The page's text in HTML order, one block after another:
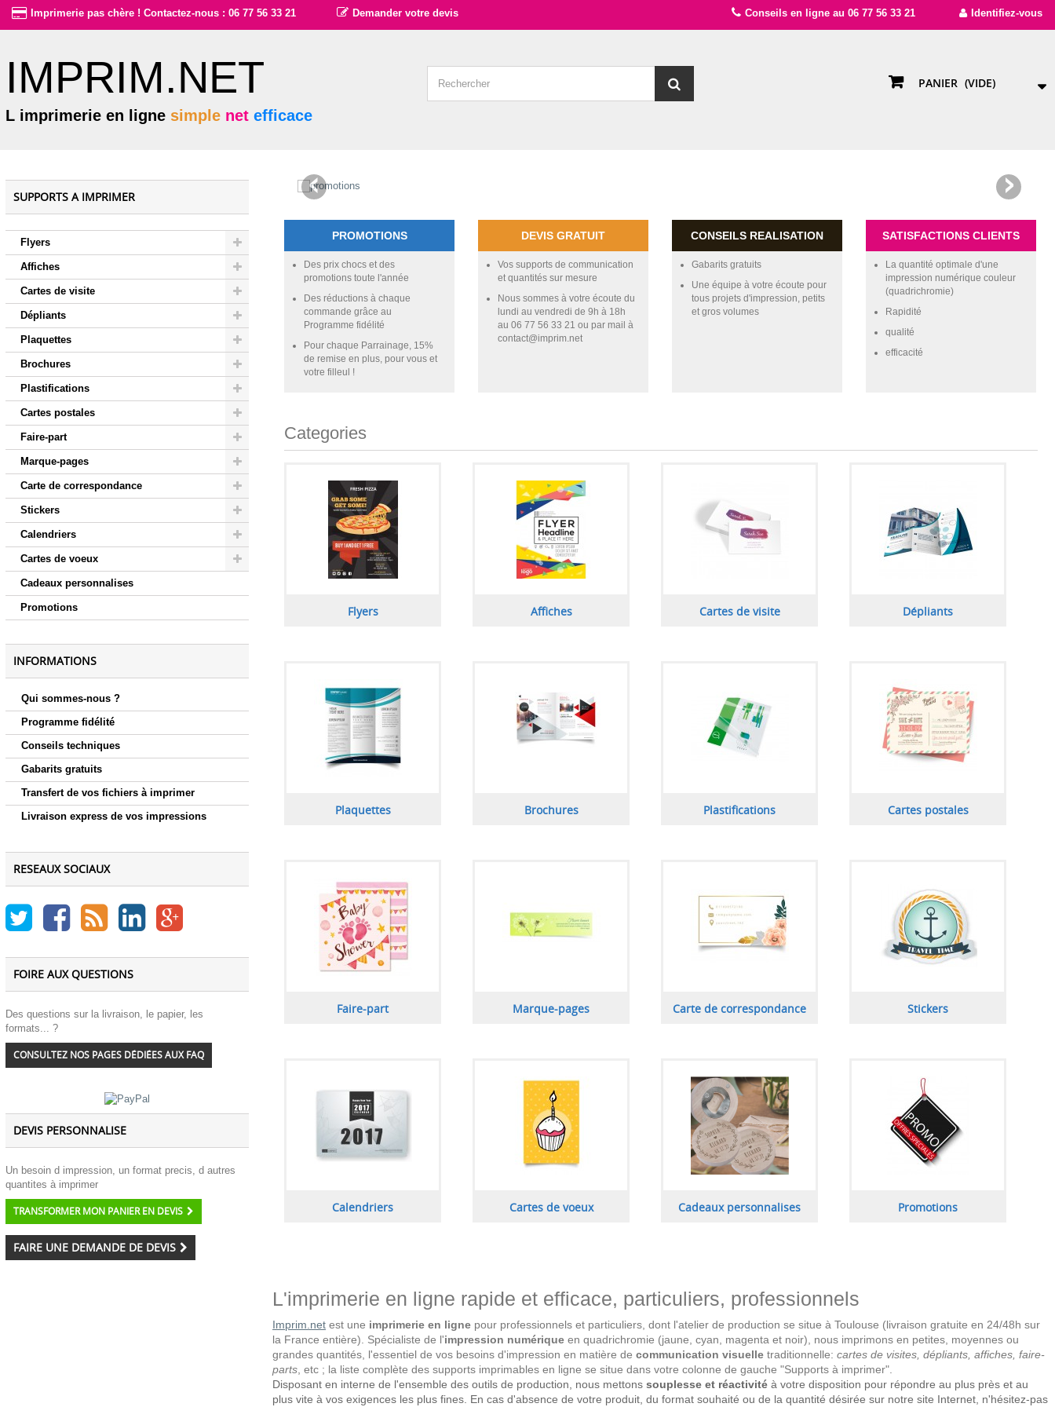
Conseils en ligne au 06 77 56 33 21 Identifiez-vous
Imprimerie pas chère ! Contactez-nous : 06 77 56 33 21 Demander votre devis
IMPRIM.NET
L imprimerie en ligne simple net efficace
PANIER (VIDE)
SUPPORTS A IMPRIMER
Flyers
Affiches
Cartes de visite
Dépliants
Plaquettes
Brochures
Plastifications
Cartes postales
Faire-part
Marque-pages
Carte de correspondance
Stickers
Calendriers
Cartes de voeux
Cadeaux personnalises
Promotions
INFORMATIONS
Qui sommes-nous ?
Programme fidélité
Conseils techniques
Gabarits gratuits
Transfert de vos fichiers à imprimer
Livraison express de vos impressions
RESEAUX SOCIAUX
FOIRE AUX QUESTIONS
Des questions sur la livraison, le papier, les
formats... ?
CONSULTEZ NOS PAGES DÉDIÉES AUX FAQ
DEVIS PERSONNALISE
Un besoin d impression, un format precis, d autres
quantites à imprimer
TRANSFORMER MON PANIER EN DEVIS
FAIRE UNE DEMANDE DE DEVIS
PROMOTIONS
Des prix chocs et des
promotions toute l'année
Des réductions à chaque
commande grâce au
Programme fidélité
Pour chaque Parrainage, 15%
de remise en plus, pour vous et
votre filleul !
DEVIS GRATUIT
Vos supports de communication
et quantités sur mesure
Nous sommes à votre écoute du
lundi au vendredi de 9h à 18h
au 06 77 56 33 21 ou par mail à
contact@imprim.net
CONSEILS REALISATION
Gabarits gratuits
Une équipe à votre écoute pour
tous projets d'impression, petits
et gros volumes
SATISFACTIONS CLIENTS
La quantité optimale d'une
impression numérique couleur
(quadrichromie)
Rapidité
qualité
efficacité
Categories
Flyers Affiches Cartes de visite Dépliants
Plaquettes Brochures Plastifications Cartes postales
Faire-part Marque-pages Carte de correspondance Stickers
Calendriers Cartes de voeux Cadeaux personnalises Promotions
L'imprimerie en ligne rapide et efficace, particuliers, professionnels
Imprim.net est une imprimerie en ligne pour professionnels et particuliers, dont l'atelier de production se situe à Toulouse (livraison gratuite en 24/48h sur
la France entière). Spécialiste de l'impression numérique en quadrichromie (jaune, cyan, magenta et noir), nous imprimons en petites, moyennes ou
grandes quantités, l'essentiel de vos besoins d'impression en matière de communication visuelle traditionnelle: cartes de visites, dépliants, affiches, faire-
parts , etc ; la liste complète des supports imprimables en ligne se situe dans votre colonne de gauche "Supports à imprimer".
Disposant en interne de l'ensemble des outils de production, nous mettons souplesse et réactivité à votre disposition pour répondre au plus près et au
plus vite à vos exigences les plus fines. En cas d'absence de votre produit, du format souhaité ou de la quantité désirée sur notre site Internet, n'hésitez-pas